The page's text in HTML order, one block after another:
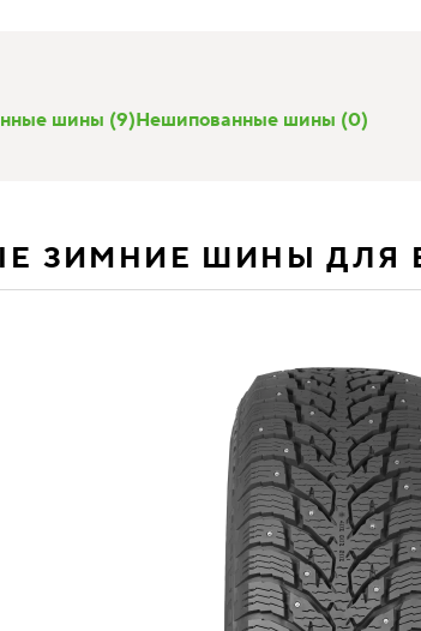
шины (9)Нешипованные шины (0)
ЗИМНИЕ ШИНЫ